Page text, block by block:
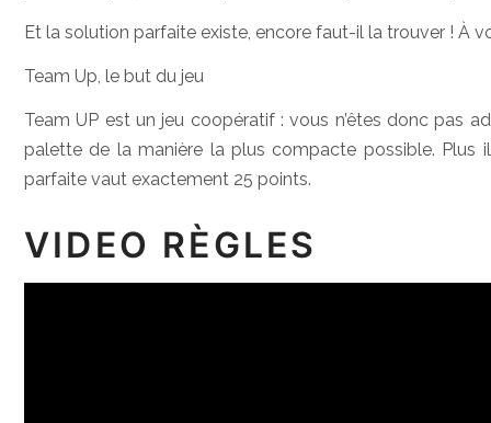
Et la solution parfaite existe, encore faut-il la trouver ! À
Team Up, le but du jeu
Team UP est un jeu coopératif : vous n’êtes donc pas
palette de la manière la plus compacte possible. Plus
parfaite vaut exactement 25 points.
VIDEO RÈGLES